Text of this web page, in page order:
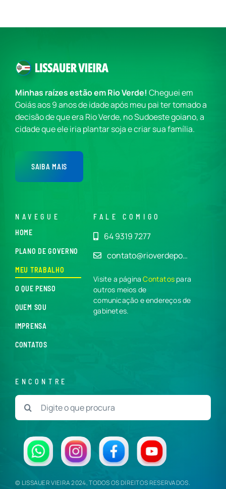
Minhas raízes estão em Rio Verde! Cheguei em
Goiás aos 9 anos de idade após meu pai ter tomado a
decisão de que era Rio Verde, no Sudoeste goiano, a
cidade que ele iria plantar soja e criar sua família.
SAIBA MAIS
NAVEGUE
HOME
PLANO DE GOVERNO
MEU TRABALHO
O QUE PENSO
QUEM SOU
IMPRENSA
CONTATOS
FALE COMIGO
64 9319 7277
contato@rioverdepo…
Visite a páginaContatos para
outros meios de
comunicação e endereços de
gabinetes.
ENCONTRE
Buscar
resultados
© LISSAUER VIEIRA 2024, TODOS OS DIREITOS RESERVADOS.